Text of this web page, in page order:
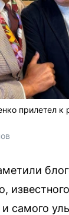
прилетел к
самого